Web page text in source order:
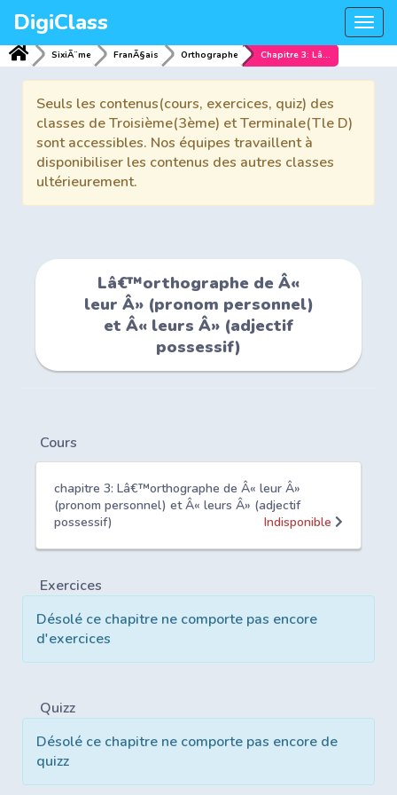
DigiClass
SixiÃ¨me FranÃ§ais Orthographe Chapitre 3: Lâ€™orthographe de Â« leur Â» (pronom personnel) et Â« leurs Â» (adjectif possessif)
Seuls les contenus(cours, exercices, quiz) des
classes de Troisième(3ème) et Terminale(Tle D)
sont accessibles. Nos équipes travaillent à
disponibiliser les contenus des autres classes
ultérieurement.
Lâ€™orthographe de Â«
leur Â» (pronom personnel)
et Â« leurs Â» (adjectif
possessif)
Cours
chapitre 3: Lâ€™orthographe de Â« leur Â»
(pronom personnel) et Â« leurs Â» (adjectif
possessif)
Indisponible
Exercices
Désolé ce chapitre ne comporte pas encore
d'exercices
Quizz
Désolé ce chapitre ne comporte pas encore de
quizz